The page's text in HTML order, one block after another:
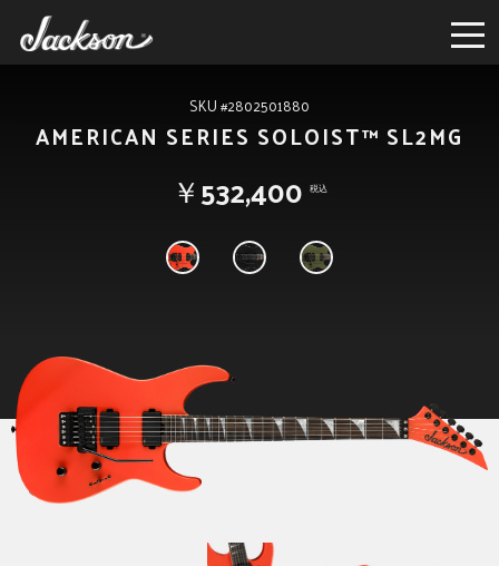
SKU #2802501880
AMERICAN SERIES SOLOIST™ SL2MG
￥532,400 税込